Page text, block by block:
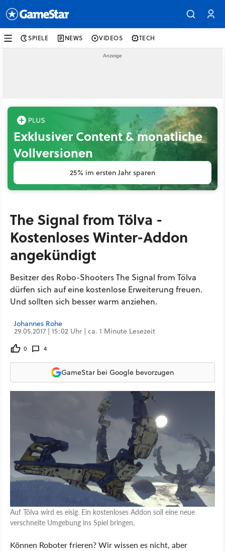
SPIELE NEWS VIDEOS TECH
Exklusiver Content & monatliche
Vollversionen
25% im ersten Jahr sparen
The Signal from Tölva -
Kostenloses Winter-Addon
angekündigt
Besitzer des Robo-Shooters The Signal from Tölva
dürfen sich auf eine kostenlose Erweiterung freuen.
Und sollten sich besser warm anziehen.
Johannes Rohe
29.05.2017 | 15:02 Uhr | ca. 1 Minute Lesezeit
0 4
GameStar bei Google bevorzugen
Auf Tölva wird es eisig. Ein kostenloses Addon soll eine neue
verschneite Umgebung ins Spiel bringen.
Können Roboter frieren? Wir wissen es nicht, aber